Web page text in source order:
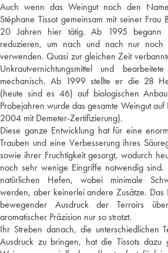
Auch wenn das Weingut noch den
Stéphane Tissot gemeinsam mit seiner Frau
20 Jahren hier tätig. Ab 1995 begann
reduzieren, um nach und nach nur noch
verwenden. Quasi zur gleichen Zeit
Unkrautvernichtungsmittel und
mechanisch. Ab 1999 stellte er die 28
(heute sind es 46) auf biologischen
Probejahren wurde das gesamte Weingut auf
2004 mit Demeter-Zertifizierung).
Diese ganze Entwicklung hat für eine
Trauben und eine Verbesserung ihres
sowie ihrer Fruchtigkeit gesorgt, wodurch
noch sehr wenige Eingriffe notwendig
natürlichen Hefen, wobei minimale
werden, aber keinerlei andere Zusätze. Das
bewegender Ausdruck der Terroirs
aromatischer Präzision nur so strotzt.
Ihr Streben danach, die unterschiedlichen
Ausdruck zu bringen, hat die Tissots